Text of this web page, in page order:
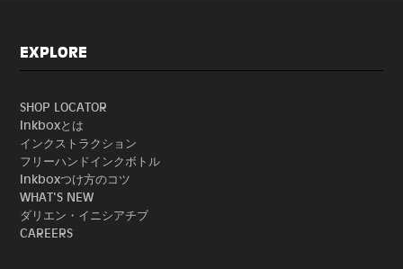
EXPLORE
SHOP LOCATOR
Inkboxとは
インクストラクション
フリーハンドインクボトル
Inkboxつけ方のコツ
WHAT'S NEW
ダリエン・イニシアチブ
CAREERS